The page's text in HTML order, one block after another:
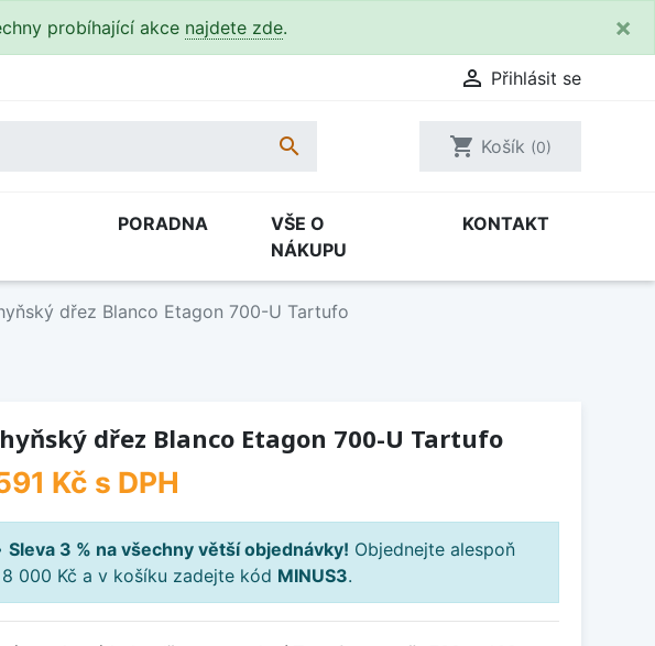
probíhající akce najdete zde. ×
 Přihlásit se
 shopping_cart Košík (0)
PORADNA
VŠE O
NÁKUPU
KONTAKT
dřez Blanco Etagon 700-U Tartufo
dřez Blanco Etagon 700-U Tartufo
Kč s DPH
Sleva 3 % na všechny větší objednávky! Objednejte alespoň
000 Kč a v košíku zadejte kód MINUS3.